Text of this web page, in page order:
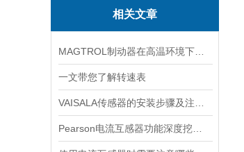
相关文章
一文带您了解转速表